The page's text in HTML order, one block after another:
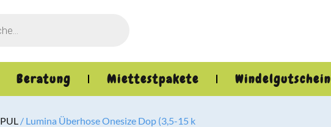
Beratung Miettestpakete Windelgutschein
PUL / Lumina Überhose Onesize Dop (3,5-15 k